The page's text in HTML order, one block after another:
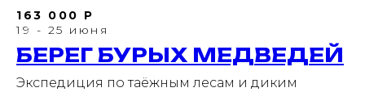
163 000 Р
19 - 25 июня
БЕРЕГ БУРЫХ МЕДВЕДЕЙ
Экспедиция по таёжным лесам и диким